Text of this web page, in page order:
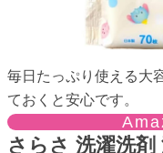
毎日たっぷり使える大
ておくと安心です。
さらさ 洗濯洗